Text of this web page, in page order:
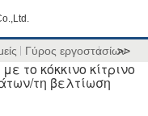
Γύρος εργοστασίων
>>
το κόκκινο κίτρινο
τη βελτίωση